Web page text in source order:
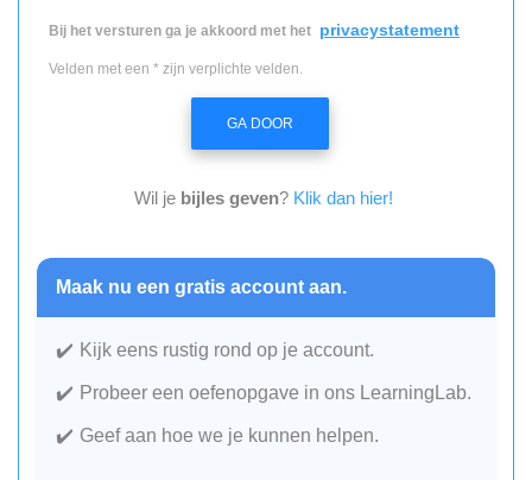
Bij het versturen ga je akkoord met het privacystatement
Velden met een * zijn verplichte velden.
GA DOOR
Wil je bijles geven? Klik dan hier!
Maak nu een gratis account aan.
Kijk eens rustig rond op je account.
Probeer een oefenopgave in ons LearningLab.
Geef aan hoe we je kunnen helpen.